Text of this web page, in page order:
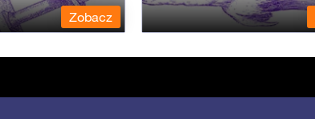
Zobacz